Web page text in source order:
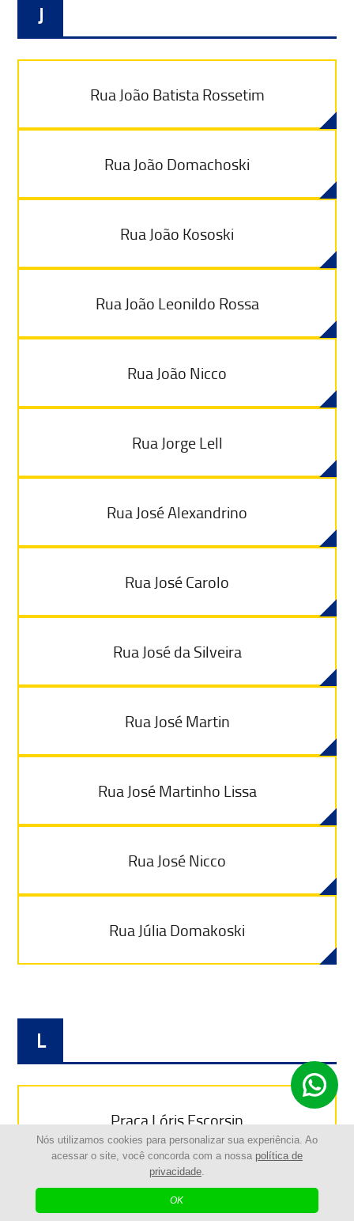
Nós utilizamos cookies para personalizar sua experiência. Ao
acessar o site, você concorda com a nossa política de
privacidade.
OK
J
Rua João Batista Rossetim
Rua João Domachoski
Rua João Kososki
Rua João Leonildo Rossa
Rua João Nicco
Rua Jorge Lell
Rua José Alexandrino
Rua José Carolo
Rua José da Silveira
Rua José Martin
Rua José Martinho Lissa
Rua José Nicco
Rua Júlia Domakoski
L
Praça Lóris Escorsin
Rua Luiz Felippe Lopes